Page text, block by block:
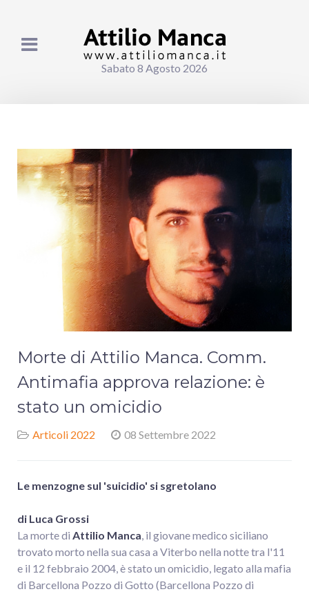
Sabato 8 Agosto 2026
Morte di Attilio Manca. Comm.
Antimafia approva relazione: è
stato un omicidio
Articoli 2022 08 Settembre 2022
Le menzogne sul 'suicidio' si sgretolano
di Luca Grossi
La morte di Attilio Manca, il giovane medico siciliano
trovato morto nella sua casa a Viterbo nella notte tra l'11
e il 12 febbraio 2004, è stato un omicidio, legato alla mafia
di Barcellona Pozzo di Gotto (Barcellona Pozzo di